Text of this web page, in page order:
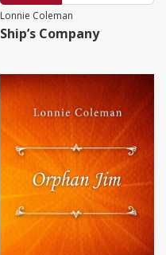
Lonnie Coleman
Ship’s Company